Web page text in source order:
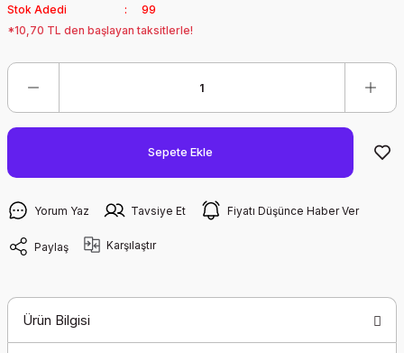
Stok Adedi
99
*10,70 TL den başlayan taksitlerle!
Sepete Ekle
Yorum Yaz Tavsiye Et Fiyatı Düşünce Haber Ver
Paylaş Karşılaştır
Ürün Bilgisi